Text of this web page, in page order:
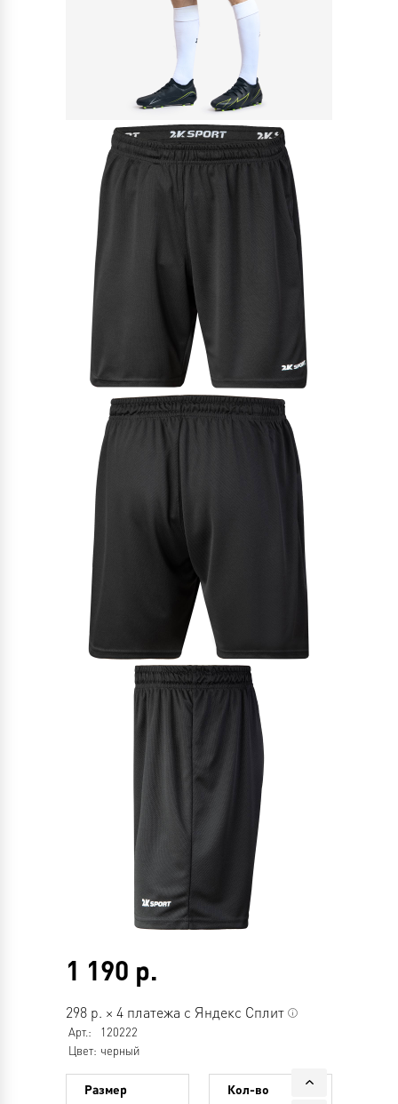
1 190 р.
298 р. × 4 платежа с Яндекс Сплит
Арт.:
120222
Цвет: черный
Размер Кол-во